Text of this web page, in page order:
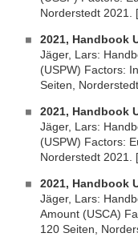
Norderstedt 2021.
2021, Handbook
Jäger, Lars:
(USPW) Factors:
Seiten,
2021, Handbook
Jäger, Lars:
(USPW) Factors:
Norderstedt 2021.
2021, Handbook
Jäger, Lars:
Amount (USCA)
120 Seiten,